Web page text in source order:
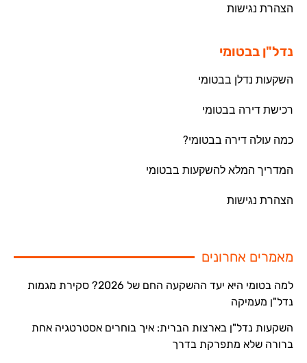
הצהרת נגישות
נדל"ן בבטומי
השקעות נדלן בבטומי
רכישת דירה בבטומי
כמה עולה דירה בבטומי?
המדריך המלא להשקעות בבטומי
הצהרת נגישות
מאמרים אחרונים
למה בטומי היא יעד ההשקעה החם של 2026? סקירת מגמות
נדל"ן מעמיקה
השקעות נדל"ן בארצות הברית: איך בוחרים אסטרטגיה אחת
ברורה שלא מתפרקת בדרך